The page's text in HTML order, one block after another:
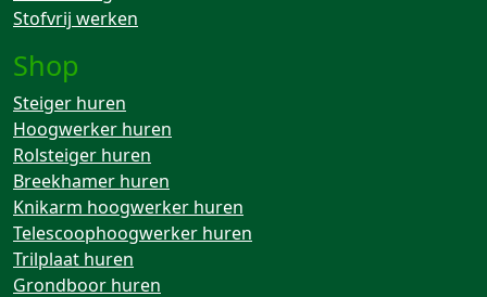
Stofvrij werken
Shop
Steiger huren
Hoogwerker huren
Rolsteiger huren
Breekhamer huren
Knikarm hoogwerker huren
Telescoophoogwerker huren
Trilplaat huren
Grondboor huren